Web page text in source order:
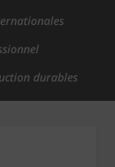
durables